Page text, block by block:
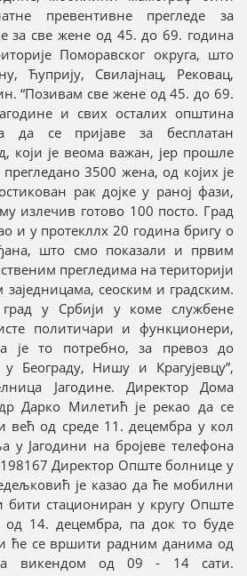
превентивне прегледе за
за све жене од 45. до 69. година
Поморавског округа, што
Ћуприју, Свилајнац, Рековац,
“Позивам све жене од 45. до 69.
и свих осталих општина
да се пријаве за бесплатан
који је веома важан, јер прошле
прегледано 3500 жена, од којих је
рак дојке у раној фази,
излечив готово 100 посто. Град
и у протекллх 20 година бригу о
што смо показали и првим
прегледима на територији
сеоским и градским.
град у Србији у коме службене
политичари и функционери,
је то потребно, за превоз до
Београду, Нишу и Крагујевцу”,
Јагодине. Директор Дома
Дарко Милетић је рекао да се
већ од среде 11. децембра у кол
у Јагодини на бројеве телефона
Директор Опште болнице у
је казао да ће мобилни
бити стациониран у кругу Опште
од 14. децембра, па док то буде
ће се вршити радним данима од
викендом од 09 - 14 сати.